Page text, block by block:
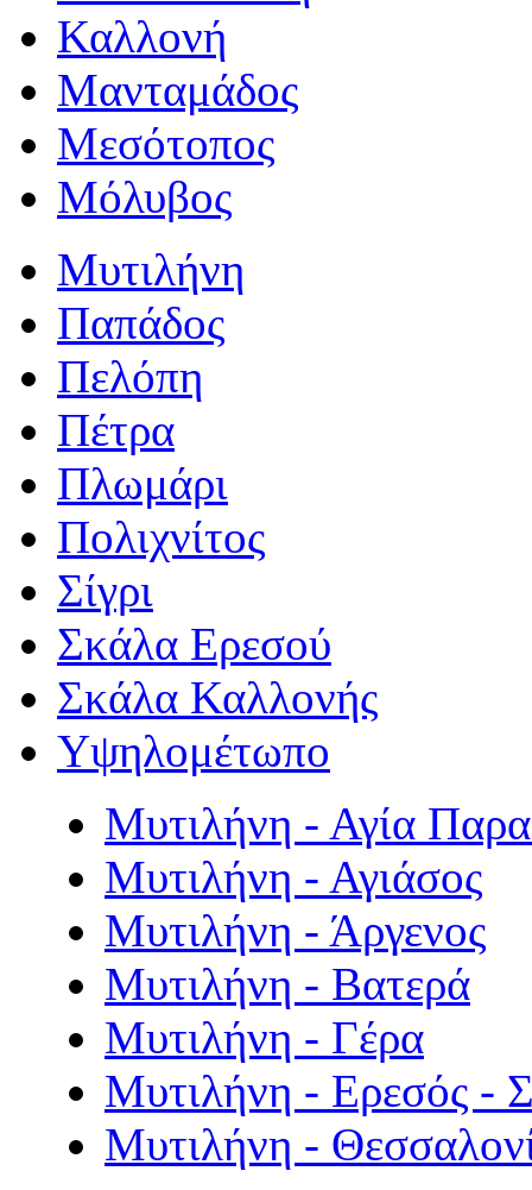
Καλλονή
Μανταμάδος
Μεσότοπος
Μόλυβος
Μυτιλήνη
Παπάδος
Πελόπη
Πέτρα
Πλωμάρι
Πολιχνίτος
Σίγρι
Σκάλα Ερεσού
Σκάλα Καλλονής
Υψηλομέτωπο
Μυτιλήνη - Αγία
Μυτιλήνη - Αγιάσος
Μυτιλήνη - Άργενος
Μυτιλήνη - Βατερά
Μυτιλήνη - Γέρα
Μυτιλήνη - Ερεσός -
Μυτιλήνη -